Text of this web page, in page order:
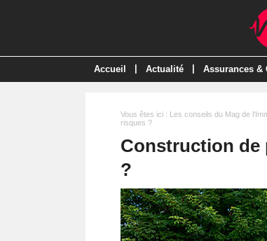
Accueil Actualité Assurances &
Vous êtes ici : Les conseils du Mag de
risques ?
Construction de
?